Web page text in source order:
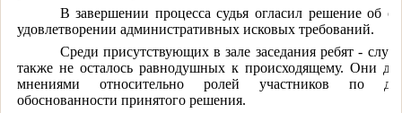
В завершении процесса судья огласил решение об
удовлетворении административных исковых требований.
Среди присутствующих в зале заседания ребят -
также не осталось равнодушных к происходящему. Они
мнениями относительно ролей участников по
обоснованности принятого решения.